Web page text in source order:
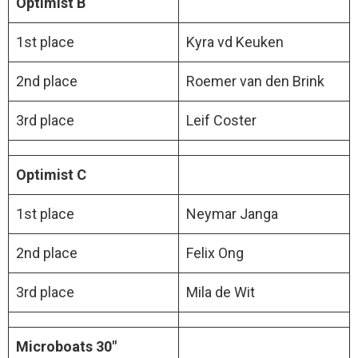
1st place Kyra vd Keuken
2nd place Roemer van den Brink
3rd place Leif Coster
Optimist C
1st place Neymar Janga
2nd place Felix Ong
3rd place Mila de Wit
Microboats 30″